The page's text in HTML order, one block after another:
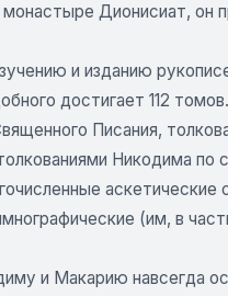
Дионисиат, он
и изданию
достигает 112
Писания,
Никодима по
(им, в
и Макарию навсегда